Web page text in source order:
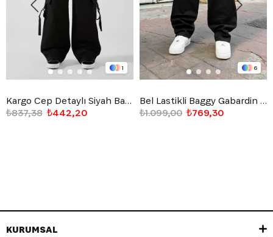
1
Kargo Cep Detaylı Siyah Baggy Jean
₺442,20
₺837,38
6
Bel Lastikli Baggy Gabardin Pantolon Siyah
₺769,30
₺1.099,00
KURUMSAL